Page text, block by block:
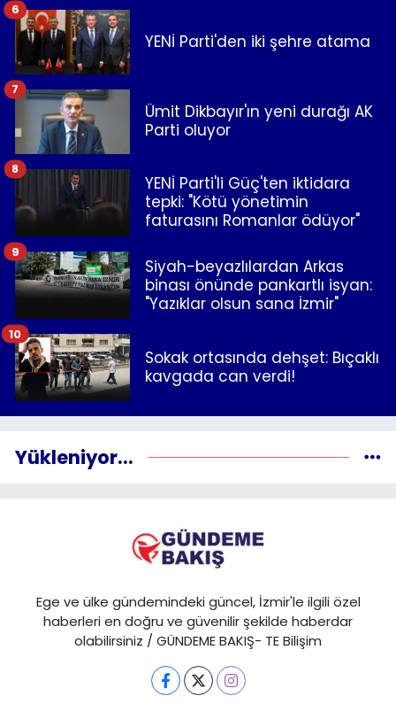
YENİ Parti'den iki şehre atama
6
Ümit Dikbayır'ın yeni durağı AK
Parti oluyor
7
YENİ Parti'li Güç'ten iktidara
tepki: "Kötü yönetimin
faturasını Romanlar ödüyor"
8
Siyah-beyazlılardan Arkas
binası önünde pankartlı isyan:
"Yazıklar olsun sana İzmir"
9
Sokak ortasında dehşet: Bıçaklı
kavgada can verdi!
10
Yükleniyor...
Ege ve ülke gündemindeki güncel, İzmir'le ilgili özel
haberleri en doğru ve güvenilir şekilde haberdar
olabilirsiniz / GÜNDEME BAKIŞ- TE Bilişim